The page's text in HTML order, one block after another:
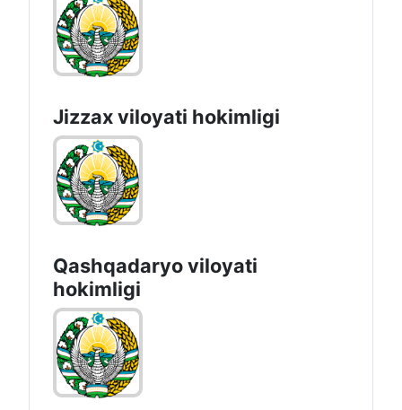
Jizzах vilоyati hоkimligi
Qashqadaryo viloyati
hоkimligi